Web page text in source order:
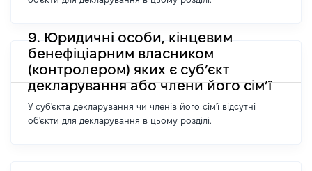
9. Юридичні особи, кінцевим
бенефіціарним власником
(контролером) яких є суб’єкт
декларування або члени його сім’ї
У суб'єкта декларування чи членів його сім'ї відсутні
об'єкти для декларування в цьому розділі.